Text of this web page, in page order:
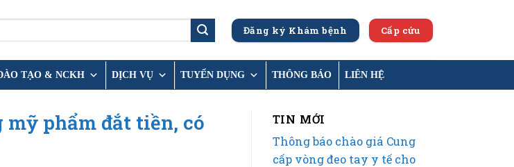
Đăng ký Khám bệnh Cấp cứu
TẠO & NCKH DỊCH VỤ TUYỂN DỤNG THÔNG BÁO LIÊN HỆ
mỹ phẩm đắt tiền, có
TIN MỚI
Thông báo chào giá Cung
cấp vòng đeo tay y tế cho